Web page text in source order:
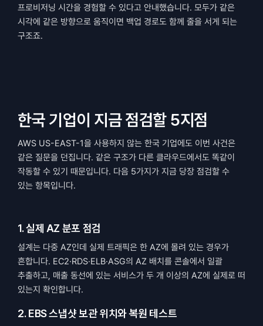
프로비저닝 시간을 경험할 수 있다고 안내했습니다. 모두가 같은
시각에 같은 방향으로 움직이면 백업 경로도 함께 줄을 서게 되는
구조죠.
한국 기업이 지금 점검할 5지점
AWS US-EAST-1을 사용하지 않는 한국 기업에도 이번 사건은
같은 질문을 던집니다. 같은 구조가 다른 클라우드에서도 똑같이
작동할 수 있기 때문입니다. 다음 5가지가 지금 당장 점검할 수
있는 항목입니다.
1. 실제 AZ 분포 점검
설계는 다중 AZ인데 실제 트래픽은 한 AZ에 몰려 있는 경우가
흔합니다. EC2·RDS·ELB·ASG의 AZ 배치를 콘솔에서 일괄
추출하고, 매출 동선에 있는 서비스가 두 개 이상의 AZ에 실제로 떠
있는지 확인합니다.
2. EBS 스냅샷 보관 위치와 복원 테스트